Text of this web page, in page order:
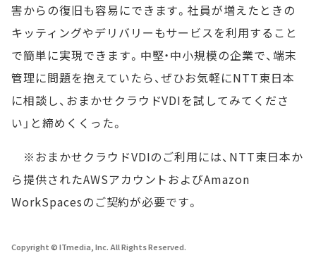
害からの復旧も容易にできます。社員が増えたときの
キッティングやデリバリーもサービスを利用すること
で簡単に実現できます。中堅・中小規模の企業で、端末
管理に問題を抱えていたら、ぜひお気軽にNTT東日本
に相談し、おまかせクラウドVDIを試してみてくださ
い」と締めくくった。
※おまかせクラウドVDIのご利用には、NTT東日本か
ら提供されたAWSアカウントおよびAmazon
WorkSpacesのご契約が必要です。
Copyright © ITmedia, Inc. All Rights Reserved.